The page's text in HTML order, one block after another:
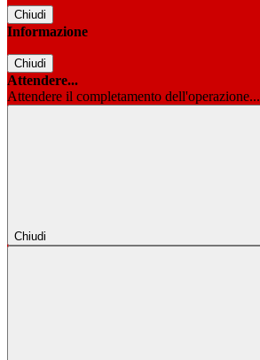
Chiudi
Informazione
Chiudi
Attendere...
Attendere il completamento dell'operazione...
Chiudi